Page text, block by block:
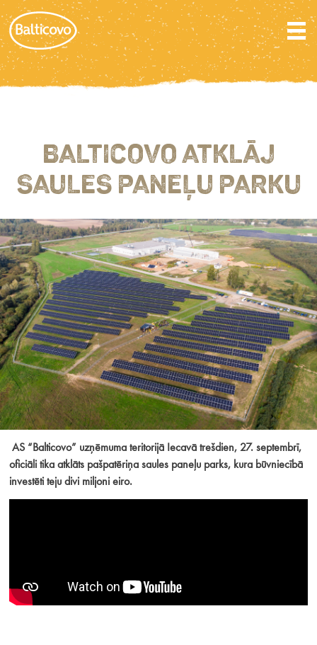
BALTICOVO ATKLĀJ
SAULES PANEĻU PARKU
AS “Balticovo” uzņēmuma teritorijā Iecavā trešdien, 27. septembrī,
oficiāli tika atklāts pašpatēriņa saules paneļu parks, kura būvniecībā
investēti teju divi miljoni eiro.